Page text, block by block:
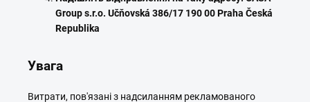
Group s.r.o. Učňovská 386/17 190 00 Praha Česká
Republika
Увага
Витрати, пов'язані з надсиланням рекламованого